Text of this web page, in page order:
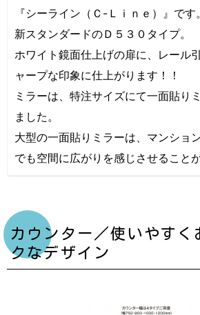
『シーライン（Ｃ-Ｌｉｎｅ）』です。
新スタンダードのＤ５３０タイプ。
ホワイト鏡面仕上げの扉に、レール
ャープな印象に仕上がります！！
ミラーは、特注サイズにて一面貼り
ました。
大型の一面貼りミラーは、マンショ
でも空間に広がりを感じさせること
カウンター／使いやすく
クなデザイン